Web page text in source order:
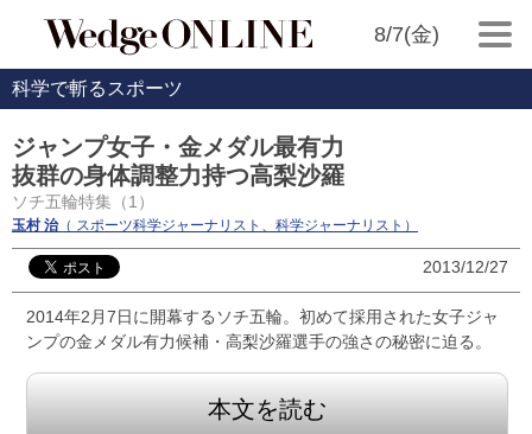
8/7(金)
科学で斬るスポーツ
ジャンプ女子・金メダル最有力
抜群の身体調整力持つ高梨沙羅
ソチ五輪特集（1）
玉村 治（ スポーツ科学ジャーナリスト、科学ジャーナリスト）
2013/12/27
2014年2月7日に開幕するソチ五輪。初めて採用された女子ジャ
ンプの金メダル有力候補・高梨沙羅選手の強さの秘密に迫る。
本文を読む